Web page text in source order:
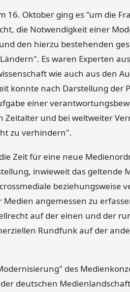
16. Oktober ging es "um die
die Notwendigkeit einer
den hierzu bestehenden
Es waren Experten
wie auch aus den
konnte nach Darstellung der
einer
Zeitalter und bei weltweiter
zu verhindern".
Zeit für eine neue
inwieweit das geltende
beziehungsweise
angemessen zu
auf der einen und der
Rundfunk auf der
des
deutschen